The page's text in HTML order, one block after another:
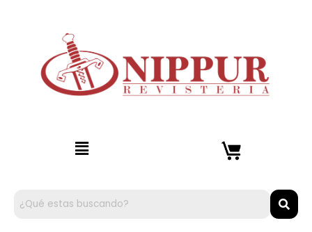
Menú